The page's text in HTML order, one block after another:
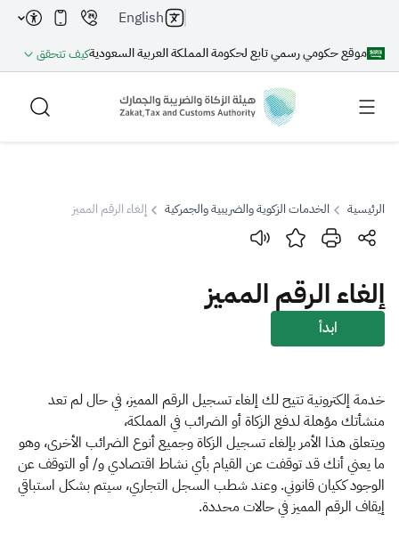
موقع حكومي رسمي تابع لحكومة المملكة العربية السعوديةكيف تتحقق
English
بحث
بحث بحث AI
الزكاة الجمارك
ضريبة القيمة المضافة
الإقرار الضريبي
التصرفات العقارية
الرئيسية الخدمات الزكوية والضريبية والجمركية إلغاء الرقم المميز
إلغاء الرقم المميز
ابدأ
خدمة إلكترونية تتيح لك إلغاء تسجيل الرقم المميز، في حال لم تعد
منشأتك مؤهلة لدفع الزكاة أو الضرائب في المملكة،
ويتعلق هذا الأمر بإلغاء تسجيل الزكاة وجميع أنوع الضرائب الأخرى، وهو
ما يعني أنك قد توقفت عن القيام بأي نشاط اقتصادي و/ أو التوقف عن
الوجود ككيان قانوني. وعند شطب السجل التجاري، سيتم بشكل استباقي
إيقاف الرقم المميز في حالات محددة.